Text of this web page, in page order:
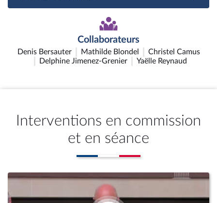
Collaborateurs
Denis Bersauter Mathilde Blondel
Christel Camus
Delphine Jimenez-Grenier
Yaëlle Reynaud
Interventions en commission
et en séance